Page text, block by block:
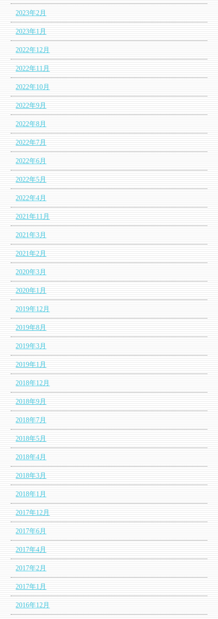
2023年2月
2023年1月
2022年12月
2022年11月
2022年10月
2022年9月
2022年8月
2022年7月
2022年6月
2022年5月
2022年4月
2021年11月
2021年3月
2021年2月
2020年3月
2020年1月
2019年12月
2019年8月
2019年3月
2019年1月
2018年12月
2018年9月
2018年7月
2018年5月
2018年4月
2018年3月
2018年1月
2017年12月
2017年6月
2017年4月
2017年2月
2017年1月
2016年12月